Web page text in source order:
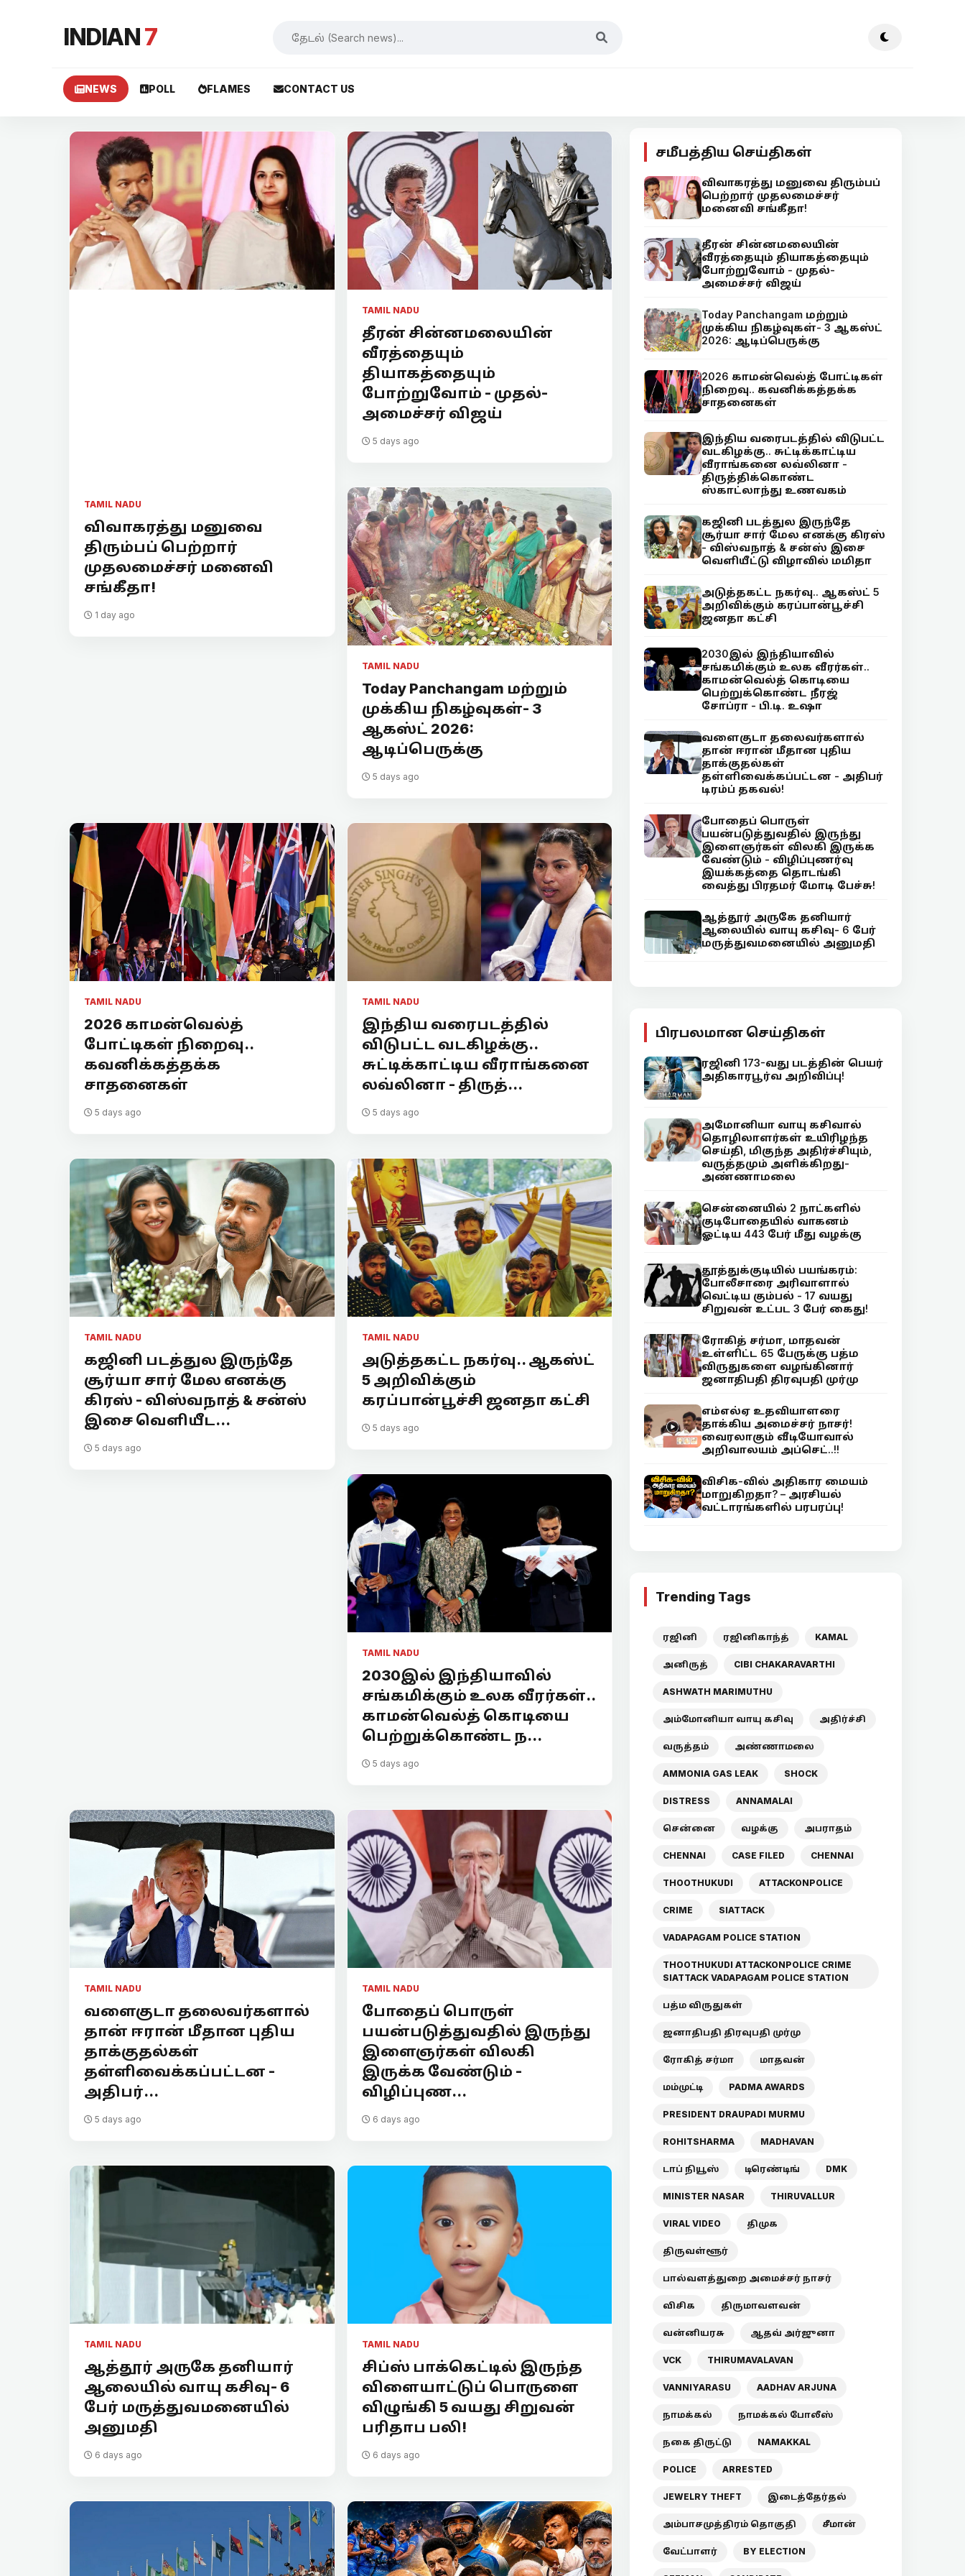
INDIAN7
NEWS POLL FLAMES CONTACT US
TAMIL NADU
விவாகரத்து மனுவை
திரும்பப் பெற்றார்
முதலமைச்சர் மனைவி
சங்கீதா!
1 day ago
TAMIL NADU
தீரன் சின்னமலையின்
வீரத்தையும்
தியாகத்தையும்
போற்றுவோம் - முதல்-
அமைச்சர் விஜய்
5 days ago
TAMIL NADU
Today Panchangam மற்றும்
முக்கிய நிகழ்வுகள்- 3
ஆகஸ்ட் 2026:
ஆடிப்பெருக்கு
5 days ago
TAMIL NADU
2026 காமன்வெல்த்
போட்டிகள் நிறைவு..
கவனிக்கத்தக்க
சாதனைகள்
5 days ago
TAMIL NADU
இந்திய வரைபடத்தில்
விடுபட்ட வடகிழக்கு..
சுட்டிக்காட்டிய வீராங்கனை
லவ்லினா - திருத்...
5 days ago
TAMIL NADU
கஜினி படத்துல இருந்தே
சூர்யா சார் மேல எனக்கு
கிரஸ் - விஸ்வநாத் & சன்ஸ்
இசை வெளியீட...
5 days ago
TAMIL NADU
அடுத்தகட்ட நகர்வு.. ஆகஸ்ட்
5 அறிவிக்கும்
கரப்பான்பூச்சி ஜனதா கட்சி
5 days ago
TAMIL NADU
2030இல் இந்தியாவில்
சங்கமிக்கும் உலக வீரர்கள்..
காமன்வெல்த் கொடியை
பெற்றுக்கொண்ட ந...
5 days ago
TAMIL NADU
வளைகுடா தலைவர்களால்
தான் ஈரான் மீதான புதிய
தாக்குதல்கள்
தள்ளிவைக்கப்பட்டன -
அதிபர்...
5 days ago
TAMIL NADU
போதைப் பொருள்
பயன்படுத்துவதில் இருந்து
இளைஞர்கள் விலகி
இருக்க வேண்டும் -
விழிப்புண...
6 days ago
TAMIL NADU
ஆத்தூர் அருகே தனியார்
ஆலையில் வாயு கசிவு- 6
பேர் மருத்துவமனையில்
அனுமதி
6 days ago
TAMIL NADU
சிப்ஸ் பாக்கெட்டில் இருந்த
விளையாட்டுப் பொருளை
விழுங்கி 5 வயது சிறுவன்
பரிதாப பலி!
6 days ago
சமீபத்திய செய்திகள்
விவாகரத்து மனுவை திரும்பப்
பெற்றார் முதலமைச்சர்
மனைவி சங்கீதா!
தீரன் சின்னமலையின்
வீரத்தையும் தியாகத்தையும்
போற்றுவோம் - முதல்-
அமைச்சர் விஜய்
Today Panchangam மற்றும்
முக்கிய நிகழ்வுகள்- 3 ஆகஸ்ட்
2026: ஆடிப்பெருக்கு
2026 காமன்வெல்த் போட்டிகள்
நிறைவு.. கவனிக்கத்தக்க
சாதனைகள்
இந்திய வரைபடத்தில் விடுபட்ட
வடகிழக்கு.. சுட்டிக்காட்டிய
வீராங்கனை லவ்லினா -
திருத்திக்கொண்ட
ஸ்காட்லாந்து உணவகம்
கஜினி படத்துல இருந்தே
சூர்யா சார் மேல எனக்கு கிரஸ்
- விஸ்வநாத் & சன்ஸ் இசை
வெளியீட்டு விழாவில் மமிதா
அடுத்தகட்ட நகர்வு.. ஆகஸ்ட் 5
அறிவிக்கும் கரப்பான்பூச்சி
ஜனதா கட்சி
2030இல் இந்தியாவில்
சங்கமிக்கும் உலக வீரர்கள்..
காமன்வெல்த் கொடியை
பெற்றுக்கொண்ட நீரஜ்
சோப்ரா - பி.டி. உஷா
வளைகுடா தலைவர்களால்
தான் ஈரான் மீதான புதிய
தாக்குதல்கள்
தள்ளிவைக்கப்பட்டன - அதிபர்
டிரம்ப் தகவல்!
போதைப் பொருள்
பயன்படுத்துவதில் இருந்து
இளைஞர்கள் விலகி இருக்க
வேண்டும் - விழிப்புணர்வு
இயக்கத்தை தொடங்கி
வைத்து பிரதமர் மோடி பேச்சு!
ஆத்தூர் அருகே தனியார்
ஆலையில் வாயு கசிவு- 6 பேர்
மருத்துவமனையில் அனுமதி
பிரபலமான செய்திகள்
ரஜினி 173-வது படத்தின் பெயர்
அதிகாரபூர்வ அறிவிப்பு!
அமோனியா வாயு கசிவால்
தொழிலாளர்கள் உயிரிழந்த
செய்தி, மிகுந்த அதிர்ச்சியும்,
வருத்தமும் அளிக்கிறது-
அண்ணாமலை
சென்னையில் 2 நாட்களில்
குடிபோதையில் வாகனம்
ஓட்டிய 443 பேர் மீது வழக்கு
தூத்துக்குடியில் பயங்கரம்:
போலீசாரை அரிவாளால்
வெட்டிய கும்பல் - 17 வயது
சிறுவன் உட்பட 3 பேர் கைது!
ரோகித் சர்மா, மாதவன்
உள்ளிட்ட 65 பேருக்கு பத்ம
விருதுகளை வழங்கினார்
ஜனாதிபதி திரவுபதி முர்மு
எம்எல்ஏ உதவியாளரை
தாக்கிய அமைச்சர் நாசர்!
வைரலாகும் வீடியோவால்
அறிவாலயம் அப்செட்..!!
விசிக-வில் அதிகார மையம்
மாறுகிறதா? – அரசியல்
வட்டாரங்களில் பரபரப்பு!
Trending Tags
ரஜினி ரஜினிகாந்த் KAMAL
அனிருத் CIBI CHAKARAVARTHI
ASHWATH MARIMUTHU
அம்மோனியா வாயு கசிவு அதிர்ச்சி
வருத்தம் அண்ணாமலை
AMMONIA GAS LEAK SHOCK
DISTRESS ANNAMALAI
சென்னை வழக்கு அபராதம்
CHENNAI CASE FILED CHENNAI
THOOTHUKUDI ATTACKONPOLICE
CRIME SIATTACK
VADAPAGAM POLICE STATION
THOOTHUKUDI ATTACKONPOLICE CRIME
SIATTACK VADAPAGAM POLICE STATION
பத்ம விருதுகள்
ஜனாதிபதி திரவுபதி முர்மு
ரோகித் சர்மா மாதவன்
மம்முட்டி PADMA AWARDS
PRESIDENT DRAUPADI MURMU
ROHITSHARMA MADHAVAN
டாப் நியூஸ் டிரெண்டிங் DMK
MINISTER NASAR THIRUVALLUR
VIRAL VIDEO திமுக
திருவள்ளூர்
பால்வளத்துறை அமைச்சர் நாசர்
விசிக திருமாவளவன்
வன்னியரசு ஆதவ் அர்ஜுனா
VCK THIRUMAVALAVAN
VANNIYARASU AADHAV ARJUNA
நாமக்கல் நாமக்கல் போலீஸ்
நகை திருட்டு NAMAKKAL
POLICE ARRESTED
JEWELRY THEFT இடைத்தேர்தல்
அம்பாசமுத்திரம் தொகுதி சீமான்
வேட்பாளர் BY ELECTION